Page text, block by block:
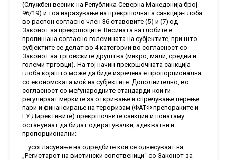
(Службен весник на Република Северна Македонија број
96/19) и тоа изразување на прекршочната санкција-глоба
во распон согласно член 36 ставовите (5) и (7) од
Законот за прекршоците. Висината на глобите е
пропишана согласно големината на субјектите, при што
субјектите се делат во 4 категории во согласност со
Законот за трговските друштва (микро, мали, средни и
големи трговци). На тој начин прекршочната санкција-
глоба којашто може да биде изречена е пропорционална
со економската моќ на субјектите. Дополнително, во
согласност со меѓународните стандарди кои ги
регулираат мерките за откривање и спречување перење
пари и финансирање на тероризам (ФАТФ препораките и
ЕУ Директивите) прекршочните санкции и понатаму
остануваат да бидат одвратувачки, адекватни и
пропорционални;
– усогласување на одредбите кои се однесуваат на
„Регистарот на вистински сопственици“ со Законот за